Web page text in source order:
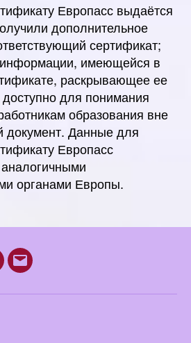
Европасс выдаётся
дополнительное
сертификат;
имеющейся в
раскрывающее ее
для понимания
образования вне
Данные для
Европасс
органами Европы.
Email